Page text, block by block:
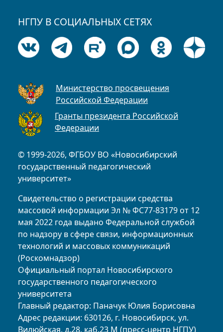
© 1999-2026, ФГБОУ ВО «Новосибирский
государственный педагогический
университет»
Свидетельство о регистрации средства
массовой информации Эл № ФС77-83179 от 12
мая 2022 года выдано Федеральной службой
по надзору в сфере связи, информационных
технологий и массовых коммуникаций
(Роскомнадзор)
Официальный портал Новосибирского
государственного педагогического
университета
Главный редактор: Паначук Юлия Борисовна
Адрес редакции: 630126, г. Новосибирск, ул.
Вилюйская, д.28, каб.23 М (пресс-центр НГПУ)
НГПУ В СОЦИАЛЬНЫХ СЕТЯХ
Министерство просвещения
Российской Федерации
Гранты президента Российской
Федерации